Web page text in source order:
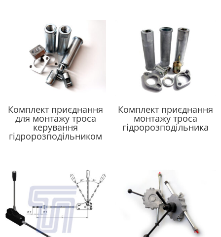
Комплект приєднання
для монтажу троса
керування
гідророзподільником
Комплект приєднання
монтажу троса
гідророзподільника